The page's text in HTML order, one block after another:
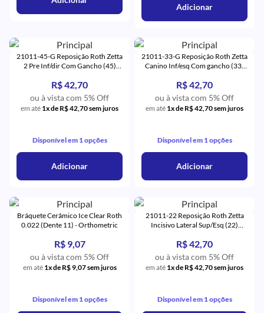
Adicionar
21011-45-G Reposição Roth Zetta
2 Pre Inf/dir Com Gancho (45)
R$ 42,70
ou à vista com 5% Off
em até 1x de R$ 42,70 sem juros
Disponível em 1 opções
Adicionar
21011-33-G Reposição Roth Zetta
Canino Inf/esq Com gancho (33)
R$ 42,70
ou à vista com 5% Off
em até 1x de R$ 42,70 sem juros
Disponível em 1 opções
Adicionar
Bráquete Cerâmico Ice Clear Roth
0.022 (Dente 11) - Orthometric
R$ 9,07
ou à vista com 5% Off
em até 1x de R$ 9,07 sem juros
Disponível em 1 opções
21011-22 Reposição Roth Zetta
Incisivo Lateral Sup/Esq (22)
R$ 42,70
ou à vista com 5% Off
em até 1x de R$ 42,70 sem juros
Disponível em 1 opções